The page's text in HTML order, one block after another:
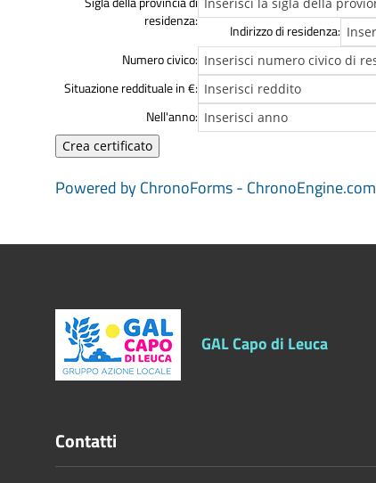
residenza:
Indirizzo di residenza:
Numero civico:
Situazione reddituale in €:
Nell'anno:
Powered by ChronoForms - ChronoEngine.com
GAL Capo di Leuca
Contatti